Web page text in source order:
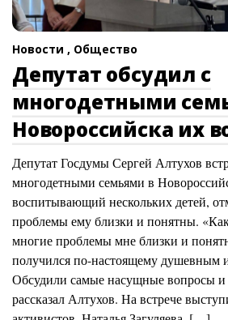
Новости , Общество
Депутат обсудил с
многодетными
Новороссийска их
Депутат Госдумы Сергей Алтухов
многодетными семьями в
воспитывающий нескольких детей,
проблемы ему близки и понятны.
многие проблемы мне близки и
получился по-настоящему душевным
Обсудили самые насущные вопросы
рассказал Алтухов. На встрече